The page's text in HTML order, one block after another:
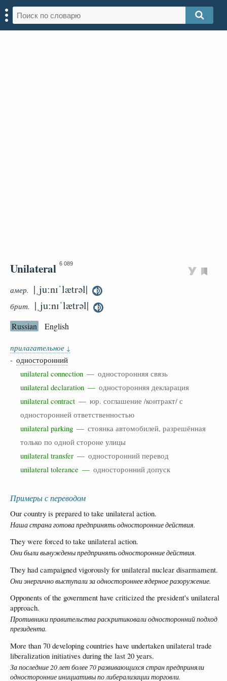
Unilateral 6 089
амер. |ˌjuːnɪˈlætrəl|
брит. |ˌjuːnɪˈlætrəl|
Russian English
прилагательное ↓
- односторонний
unilateral connection — односторонняя связь
unilateral declaration — односторонняя декларация
unilateral contract — юр. соглашение /контракт/ с
односторонней ответственностью
unilateral parking — стоянка автомобилей, разрешённая
только по одной стороне улицы
unilateral transfer — односторонний перевод
unilateral tolerance — односторонний допуск
Примеры с переводом
Our country is prepared to take unilateral action.
Наша страна готова предпринять односторонние действия.
They were forced to take unilateral action.
Они были вынуждены предпринять односторонние действия.
They had campaigned vigorously for unilateral nuclear disarmament.
Они энергично выступали за одностороннее ядерное разоружение.
Opponents of the government have criticized the president's unilateral
approach.
Противники правительства раскритиковали односторонний подход
президента.
More than 70 developing countries have undertaken unilateral trade
liberalization initiatives during the last 20 years.
За последние 20 лет более 70 развивающихся стран предприняли
односторонние инициативы по либерализации торговли.